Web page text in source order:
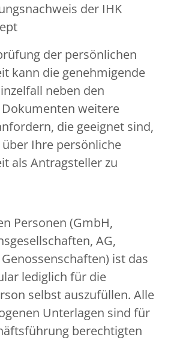
der IHK
der persönlichen
kann die genehmigende
neben den
weitere
die geeignet sind,
über Ihre persönliche
als Antragsteller zu
Personen (GmbH,
AG,
ist das
lediglich für die
selbst auszufüllen. Alle
Unterlagen sind für
berechtigten